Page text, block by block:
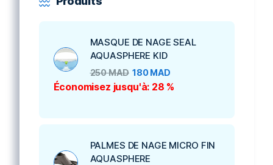
MASQUE DE NAGE SEAL
AQUASPHERE KID
250MAD 180MAD
Économisez jusqu'à: 28 %
PALMES DE NAGE MICRO FIN
AQUASPHERE